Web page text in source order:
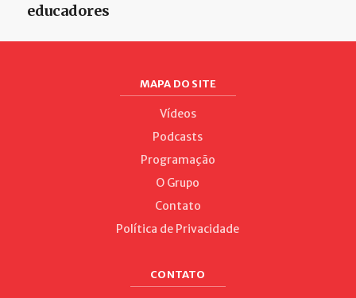
educadores
MAPA DO SITE
Vídeos
Podcasts
Programação
O Grupo
Contato
Política de Privacidade
CONTATO